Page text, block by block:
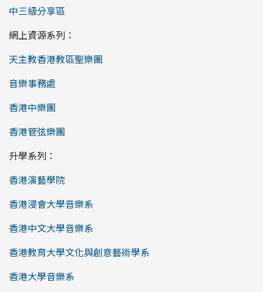
中三級分享區
網上資源系列：
天主教香港教區聖樂團
音樂事務處
香港中樂團
香港管弦樂團
升學系列：
香港演藝學院
香港浸會大學音樂系
香港中文大學音樂系
香港教育大學文化與創意藝術學系
香港大學音樂系